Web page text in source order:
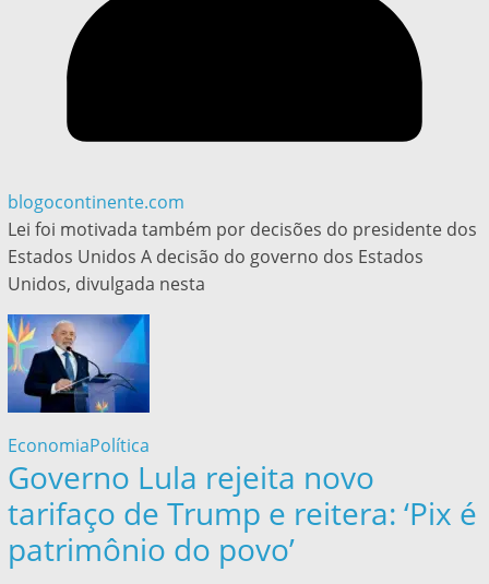
blogocontinente.com
Lei foi motivada também por decisões do presidente dos
Estados Unidos A decisão do governo dos Estados
Unidos, divulgada nesta
EconomiaPolítica
Governo Lula rejeita novo
tarifaço de Trump e reitera: ‘Pix é
patrimônio do povo’